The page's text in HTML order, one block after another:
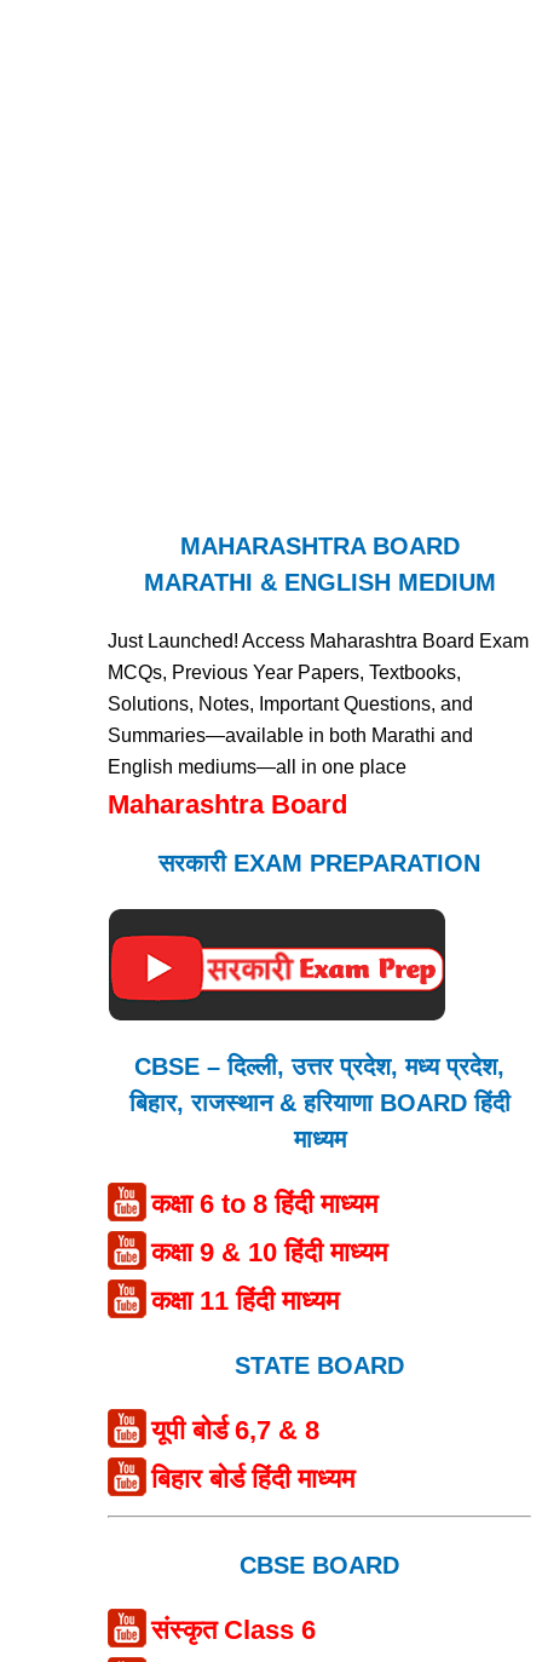
MAHARASHTRA BOARD
MARATHI & ENGLISH MEDIUM
Just Launched! Access Maharashtra Board Exam
MCQs, Previous Year Papers, Textbooks,
Solutions, Notes, Important Questions, and
Summaries—available in both Marathi and
English mediums—all in one place
Maharashtra Board
सरकारी EXAM PREPARATION
CBSE – दिल्ली, उत्तर प्रदेश, मध्य प्रदेश,
बिहार, राजस्थान & हरियाणा BOARD हिंदी
माध्यम
कक्षा 6 to 8 हिंदी माध्यम
कक्षा 9 & 10 हिंदी माध्यम
कक्षा 11 हिंदी माध्यम
STATE BOARD
यूपी बोर्ड 6,7 & 8
बिहार बोर्ड हिंदी माध्यम
CBSE BOARD
संस्कृत Class 6